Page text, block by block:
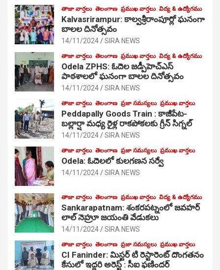
తాజా వార్తలు తెలంగాణ ప్రముఖ వార్తలు విద్య & ఉద్యోగము
Kalvasrirampur: కాల్వశ్రీరాంపూర్లో ఘనంగా
బాలల దినోత్సవం
14/11/2024 SIRA NEWS
తాజా వార్తలు తెలంగాణ ప్రముఖ వార్తలు విద్య & ఉద్యోగము
Odela ZPHS: ఓదెల జ‌డ్పీహెచ్ఎస్
పాఠ‌శాల‌లో ఘనంగా బాలల దినోత్సవం
14/11/2024 SIRA NEWS
తాజా వార్తలు తెలంగాణ ప్రజా సమస్యలు ప్రముఖ వార్తలు
Peddapally Goods Train : కాజీపేట-
బల్లార్షా మధ్య రైళ్ల రాకపోకలకు గ్రీన్ సిగ్నల్
14/11/2024 SIRA NEWS
తాజా వార్తలు తెలంగాణ ప్రజా సమస్యలు ప్రముఖ వార్తలు
Odela: ఓదెలలో కులగణన సర్వే
14/11/2024 SIRA NEWS
తాజా వార్తలు తెలంగాణ ప్రముఖ వార్తలు విద్య & ఉద్యోగము
Sankarapatnam: శంకరపట్నంలో జవహర్
లాల్ నెహ్రూ జయంతి వేడుకలు
14/11/2024 SIRA NEWS
తాజా వార్తలు తెలంగాణ ప్రజా సమస్యలు ప్రముఖ వార్తలు
CI Faninder: మిస్టర్ టి రెస్టారెంట్ దొంగతనం
కేసులో ఇద్దరి అరెస్ట్ : సీఐ ఫణిందర్